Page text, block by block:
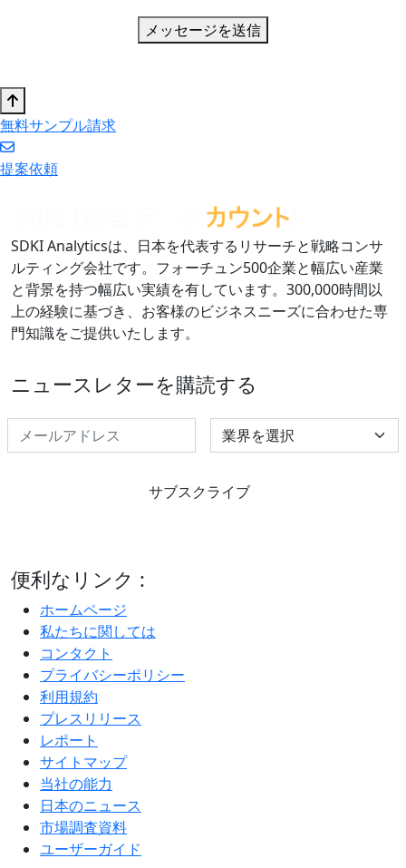
メッセージを送信
無料サンプル請求
提案依頼
SDKI Analyticsは、日本を代表するリサーチと戦略コンサ
ルティング会社です。フォーチュン500企業と幅広い産業
と背景を持つ幅広い実績を有しています。300,000時間以
上の経験に基づき、お客様のビジネスニーズに合わせた専
門知識をご提供いたします。
ニュースレターを購読する
Select Industry
サブスクライブ
便利なリンク :
ホームページ
私たちに関しては
コンタクト
プライバシーポリシー
利用規約
プレスリリース
レポート
サイトマップ
当社の能力
日本のニュース
市場調査資料
ユーザーガイド